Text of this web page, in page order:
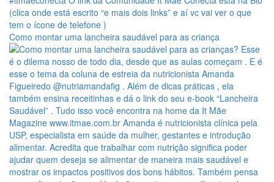
Como montar uma lancheira saudável para as criança